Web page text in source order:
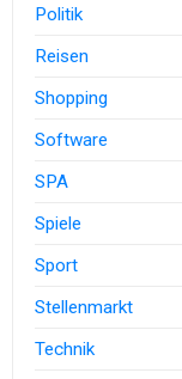
Politik
Reisen
Shopping
Software
SPA
Spiele
Sport
Stellenmarkt
Technik